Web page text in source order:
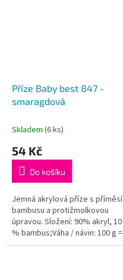
Příze Baby best 847 -
smaragdová
Skladem (6 ks)
54 Kč
Do košíku
Jemná akrylová příze s příměsí
bambusu a protižmolkovou
úpravou. Složení: 90% akryl, 10
% bambus;Váha / návin: 100 g =
240 m;Doporučená velikost